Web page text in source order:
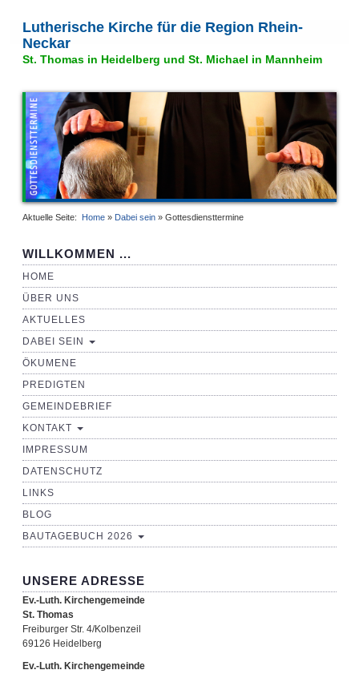
Lutherische Kirche für die Region Rhein-
Neckar
St. Thomas in Heidelberg und St. Michael in Mannheim
Aktuelle Seite: Home » Dabei sein » Gottesdiensttermine
WILLKOMMEN ...
HOME
ÜBER UNS
AKTUELLES
DABEI SEIN
ÖKUMENE
PREDIGTEN
GEMEINDEBRIEF
KONTAKT
IMPRESSUM
DATENSCHUTZ
LINKS
BLOG
BAUTAGEBUCH 2026
UNSERE ADRESSE
Ev.-Luth. Kirchengemeinde
St. Thomas
Freiburger Str. 4/Kolbenzeil
69126 Heidelberg
Ev.-Luth. Kirchengemeinde